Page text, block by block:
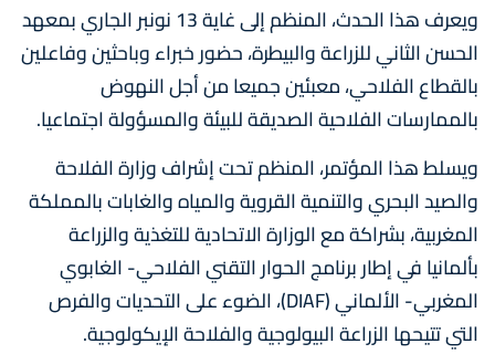
ويعرف هذا الحدث، المنظم إلى غاية 13 نونبر الجاري بمعهد
الحسن الثاني للزراعة والبيطرة، حضور خبراء وباحثين وفاعلين
بالقطاع الفلاحي، معبئين جميعا من أجل النهوض
بالممارسات الفلاحية الصديقة للبيئة والمسؤولة اجتماعيا.
ويسلط هذا المؤتمر، المنظم تحت إشراف وزارة الفلاحة
والصيد البحري والتنمية القروية والمياه والغابات بالمملكة
المغربية، بشراكة مع الوزارة الاتحادية للتغذية والزراعة
بألمانيا في إطار برنامج الحوار التقني الفلاحي- الغابوي
المغربي- الألماني (DIAF)، الضوء على التحديات والفرص
التي تتيحها الزراعة البيولوجية والفلاحة الإيكولوجية.